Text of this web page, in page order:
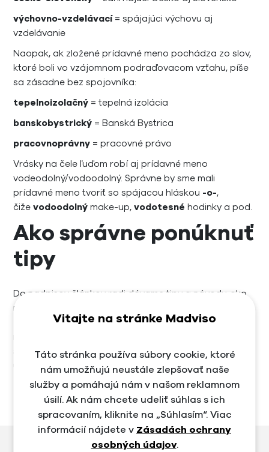
výchovno-vzdelávací= spájajúci výchovu aj
vzdelávanie
Naopak, ak zložené prídavné meno pochádza zo slov,
ktoré boli vo vzájomnom podraďovacom vzťahu, píše
sa zásadne bez spojovníka:
tepelnoizolačný = tepelná izolácia
banskobystrický = Banská Bystrica
pracovnoprávny = pracovné právo
Vrásky na čele ľuďom robí aj prídavné meno
vodeodolný/vodoodolný. Správne by sme mali
prídavné meno tvoriť so spájacou hláskou -o-,
čiževodoodolný make-up,vodotesné hodinky a pod.
Ako správne ponúknuť
tipy
Do nadpisov článkov radi dávame tipy a návody, ako
niečo dosiahnuť. Ak použijete spojenie napr. „
ako sa sústrediť“, vždy píštečiarku. Nadpis by totiž
sústrediť“, čo je podraďovacie súvetie a doň čiarka
určite patrí.
Zdieľať
Vitajte na stránke Madviso
Táto stránka používa súbory cookie, ktoré
nám umožňujú neustále zlepšovať naše
služby a pomáhajú nám v našom reklamnom
úsilí. Ak nám chcete udeliť súhlas s ich
spracovaním, kliknite na „Súhlasím“. Viac
informácií nájdete v Zásadách ochrany
osobných údajov.